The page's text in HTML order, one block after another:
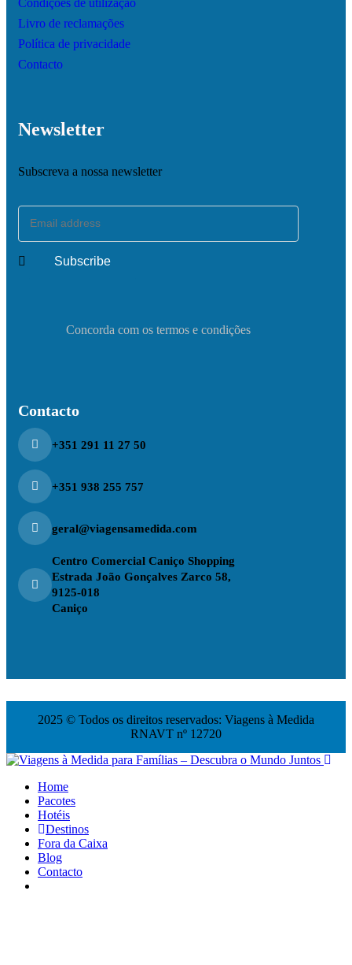
Condições de utilização
Livro de reclamações
Política de privacidade
Contacto
Newsletter
Subscreva a nossa newsletter
Concorda com os termos e condições
Contacto
+351 291 11 27 50
+351 938 255 757
geral@viagensamedida.com
Centro Comercial Caniço Shopping
Estrada João Gonçalves Zarco 58,
9125-018
Caniço
2025 © Todos os direitos reservados: Viagens à Medida
RNAVT nº 12720
Home
Pacotes
Hotéis
Destinos
Fora da Caixa
Blog
Contacto